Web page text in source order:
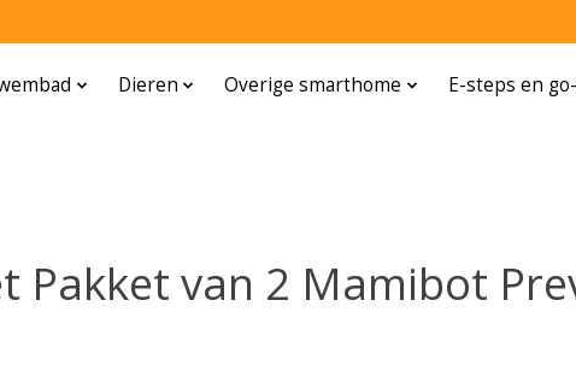
Dieren Overige smarthome E-steps en
Pakket van 2 Mamibot